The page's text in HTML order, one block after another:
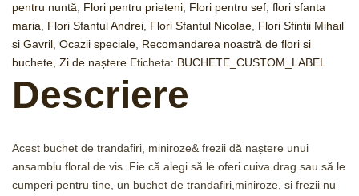
pentru nuntă
Flori pentru prieteni Flori pentru sef flori sfanta
maria
Flori Sfantul Andrei Flori Sfantul Nicolae Flori Sfintii Mihail
si Gavril Ocazii speciale Recomandarea noastră de flori si
buchete Zi de naștere Eticheta: BUCHETE_CUSTOM_LABEL
Descriere
Acest buchet de trandafiri, miniroze& frezii dă naștere unui
ansamblu floral de vis. Fie că alegi să le oferi cuiva drag sau să le
cumperi pentru tine, un buchet de trandafiri,miniroze, si frezii nu